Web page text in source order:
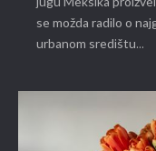
se možda radilo o
urbanom središtu...